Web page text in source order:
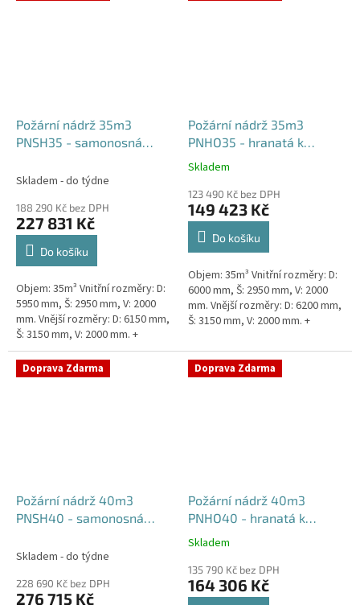
Požární nádrž 35m3
PNSH35 - samonosná
Skladem - do týdne
188 290 Kč bez DPH
227 831 Kč
Do košíku
Objem: 35m³ Vnitřní rozměry: D:
5950 mm, Š: 2950 mm, V: 2000
mm. Vnější rozměry: D: 6150 mm,
Š: 3150 mm, V: 2000 mm. +
komínek. Běžná doba dodání 2-3
týdny od objednávky....
Požární nádrž 35m3
PNHO35 - hranatá k
obetonování
Průměrné
produktu
je
5,0
hvězdiček.
Skladem
123 490 Kč bez DPH
149 423 Kč
Do košíku
Objem: 35m³ Vnitřní rozměry: D:
6000 mm, Š: 2950 mm, V: 2000
mm. Vnější rozměry: D: 6200 mm,
Š: 3150 mm, V: 2000 mm. +
týdny od objednávky....
Doprava Zdarma
Požární nádrž 40m3
PNSH40 - samonosná
Skladem - do týdne
228 690 Kč bez DPH
276 715 Kč
Doprava Zdarma
Požární nádrž 40m3
PNHO40 - hranatá k
obetonování
Průměrné
produktu
je
Skladem
135 790 Kč bez DPH
164 306 Kč